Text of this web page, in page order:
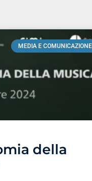
MEDIA E COMUNICAZIONE
della